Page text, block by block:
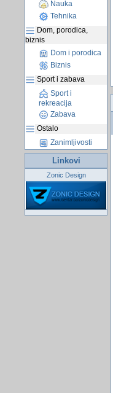
Nauka
Tehnika
Dom, porodica,
biznis
Dom i porodica
Biznis
Sport i zabava
Sport i
rekreacija
Zabava
Ostalo
Zanimljivosti
Linkovi
Zonic Design